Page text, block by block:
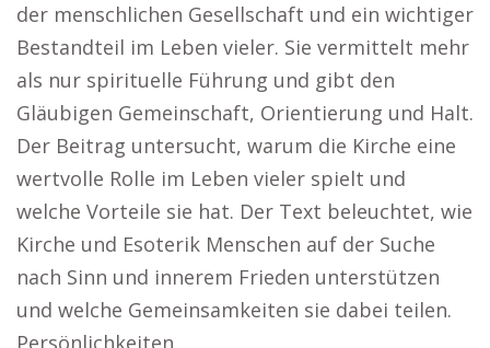
der menschlichen Gesellschaft und ein wichtiger
Bestandteil im Leben vieler. Sie vermittelt mehr
als nur spirituelle Führung und gibt den
Gläubigen Gemeinschaft, Orientierung und Halt.
Der Beitrag untersucht, warum die Kirche eine
wertvolle Rolle im Leben vieler spielt und
welche Vorteile sie hat. Der Text beleuchtet, wie
Kirche und Esoterik Menschen auf der Suche
nach Sinn und innerem Frieden unterstützen
und welche Gemeinsamkeiten sie dabei teilen.
Persönlichkeiten